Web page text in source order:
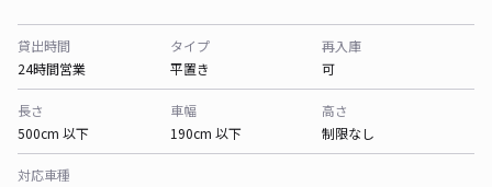
貸出時間
24時間営業
タイプ
平置き
再入庫
可
長さ
500cm 以下
車幅
190cm 以下
高さ
制限なし
対応車種